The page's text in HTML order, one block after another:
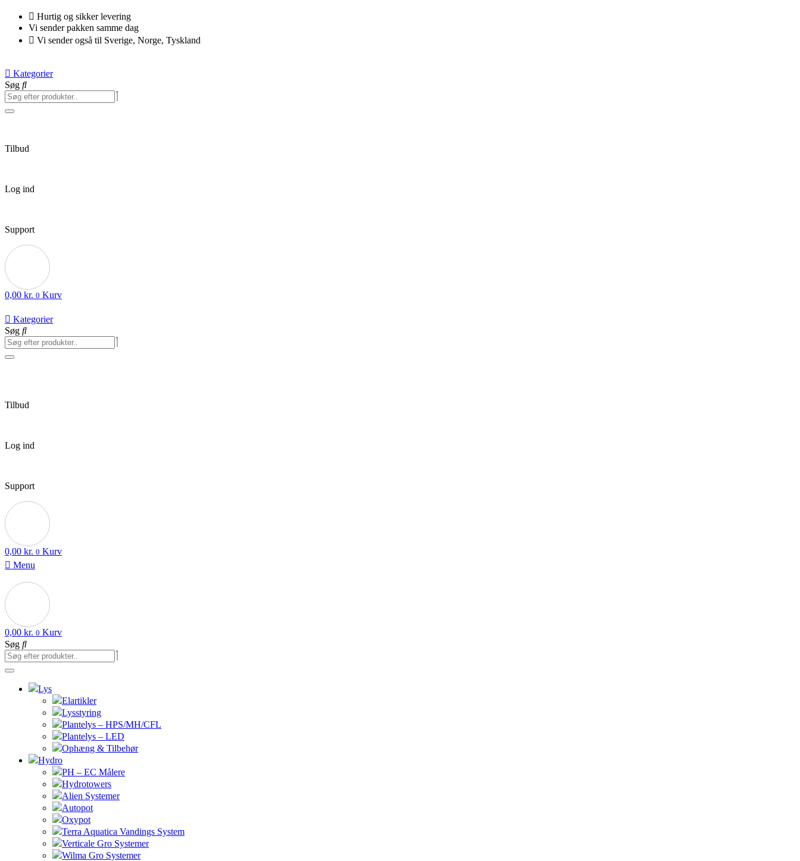
Videre
indhold
Hurtig og sikker levering
Vi sender pakken samme dag
Vi sender også til Sverige, Norge, Tyskland
Kategorier
Søg
Tilbud
Log ind
Support
0,00 kr. 0 Kurv
Kategorier
Søg
Tilbud
Log ind
Support
0,00 kr. 0 Kurv
Menu
0,00 kr. 0 Kurv
Søg
Lys
Elartikler
Lysstyring
Plantelys – HPS/MH/CFL
Plantelys – LED
Ophæng & Tilbehør
Hydro
PH – EC Målere
Hydrotowers
Alien Systemer
Autopot
Oxypot
Terra Aquatica Vandings System
Verticale Gro Systemer
Wilma Gro Systemer